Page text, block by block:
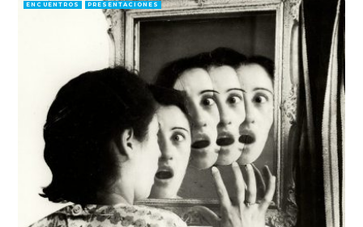
ENCUENTROS PRESENTACIONES